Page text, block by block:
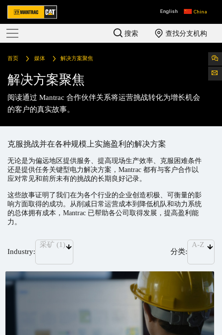
English China
搜索 查找分支机构
首页 媒体 解决方案聚焦
解决方案聚焦
阅读通过 Mantrac 合作伙伴关系将运营挑战转化为增长机会
的客户的真实故事。
克服挑战并在各种规模上实施盈利的解决方案
无论是为偏远地区提供服务、提高现场生产效率、克服困难条件
还是提供任务关键型电力解决方案，Mantrac 都有与客户合作以
应对常见和前所未有的挑战的长期良好记录。
这些故事证明了我们在为各个行业的企业创造积极、可衡量的影
响方面取得的成功。从削减日常运营成本到降低机队和动力系统
的总体拥有成本，Mantrac 已帮助各公司取得发展，提高盈利能
力。
Industry:
采矿 (1)
分类:
A-Z